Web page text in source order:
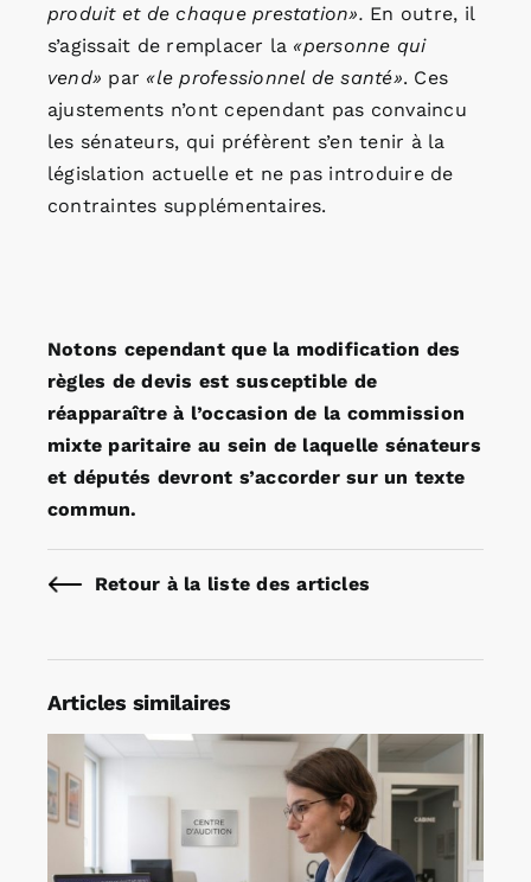
produit et de chaque prestation». En outre, il
s’agissait de remplacer la «personne qui
vend» par «le professionnel de santé». Ces
ajustements n’ont cependant pas convaincu
les sénateurs, qui préfèrent s’en tenir à la
législation actuelle et ne pas introduire de
contraintes supplémentaires.
Notons cependant que la modification des
règles de devis est susceptible de
réapparaître à l’occasion de la commission
mixte paritaire au sein de laquelle sénateurs
et députés devront s’accorder sur un texte
commun.
Retour à la liste des articles
Articles similaires